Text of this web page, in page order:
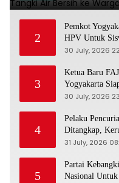
2
Pemkot
HPV Untuk
30 July, 2026
3
Ketua Baru
Yogyakarta
DIY
30 July, 2026
4
Pelaku
Ditangkap,
31 July, 2026
5
Partai
Nasional